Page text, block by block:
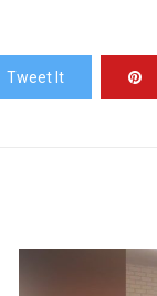
Tweet It